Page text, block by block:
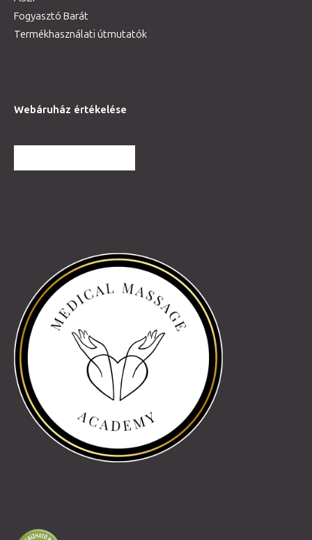
Fogyasztó Barát
Termékhasználati útmutatók
Webáruház értékelése